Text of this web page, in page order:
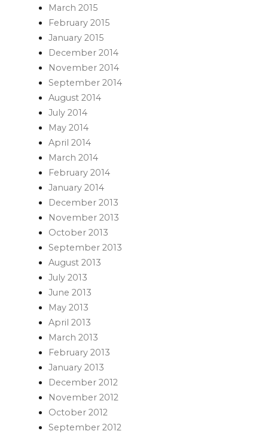
March 2015
February 2015
January 2015
December 2014
November 2014
September 2014
August 2014
July 2014
May 2014
April 2014
March 2014
February 2014
January 2014
December 2013
November 2013
October 2013
September 2013
August 2013
July 2013
June 2013
May 2013
April 2013
March 2013
February 2013
January 2013
December 2012
November 2012
October 2012
September 2012